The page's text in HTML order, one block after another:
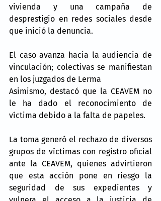
vivienda y una campaña de
desprestigio en redes sociales desde
que inició la denuncia.
El caso avanza hacia la audiencia de
vinculación; colectivas se manifiestan
en los juzgados de Lerma
Asimismo, destacó que la CEAVEM no
le ha dado el reconocimiento de
víctima debido a la falta de papeles.
La toma generó el rechazo de diversos
grupos de víctimas con registro oficial
ante la CEAVEM, quienes advirtieron
que esta acción pone en riesgo la
seguridad de sus expedientes y